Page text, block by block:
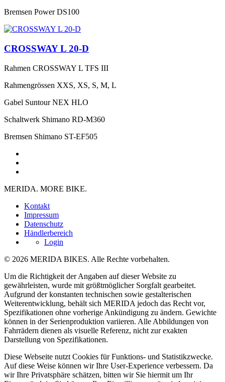
Bremsen Power DS100
CROSSWAY L 20-D
Rahmen CROSSWAY L TFS III
Rahmengrössen XXS, XS, S, M, L
Gabel Suntour NEX HLO
Schaltwerk Shimano RD-M360
Bremsen Shimano ST-EF505
MERIDA. MORE BIKE.
Kontakt
Impressum
Datenschutz
Händlerbereich
Login
© 2026 MERIDA BIKES. Alle Rechte vorbehalten.
Um die Richtigkeit der Angaben auf dieser Website zu
gewährleisten, wurde mit größtmöglicher Sorgfalt gearbeitet.
Aufgrund der konstanten technischen sowie gestalterischen
Weiterentwicklung, behält sich MERIDA jedoch das Recht vor,
Spezifikationen ohne vorherige Ankündigung zu ändern. Gewichte
können in der Serienproduktion variieren. Alle Abbildungen von
Fahrrädern dienen als visuelle Referenz, nicht zur exakten
Darstellung von Spezifikationen.
Diese Webseite nutzt Cookies für Funktions- und Statistikzwecke.
Auf diese Weise können wir Ihre User-Experience verbessern. Da
wir Ihre Privatsphäre schätzen, bitten wir Sie hiermit um Ihr